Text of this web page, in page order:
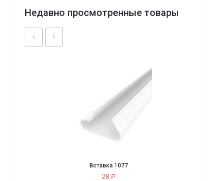
Недавно просмотренные товары
Вставка 1077
28 ₽